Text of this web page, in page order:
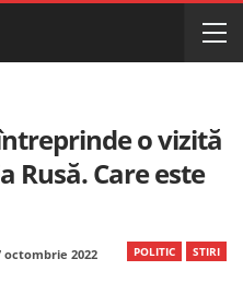
o vizită
Rusă. Care este
POLITIC STIRI
octombrie 2022